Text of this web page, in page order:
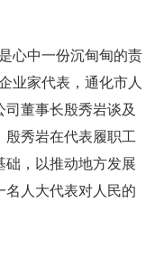
中一份沉甸甸的责
业家代表，通化市人
董事长殷秀岩谈及
殷秀岩在代表履职工
础，以推动地方发展
名人大代表对人民的